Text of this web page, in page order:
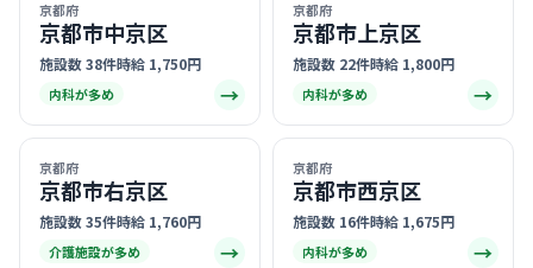
京都府
京都市中京区
施設数 38件時給 1,750円
内科が多め →
京都府
京都市上京区
施設数 22件時給 1,800円
内科が多め →
京都府
京都市右京区
施設数 35件時給 1,760円
介護施設が多め →
京都府
京都市西京区
施設数 16件時給 1,675円
内科が多め →